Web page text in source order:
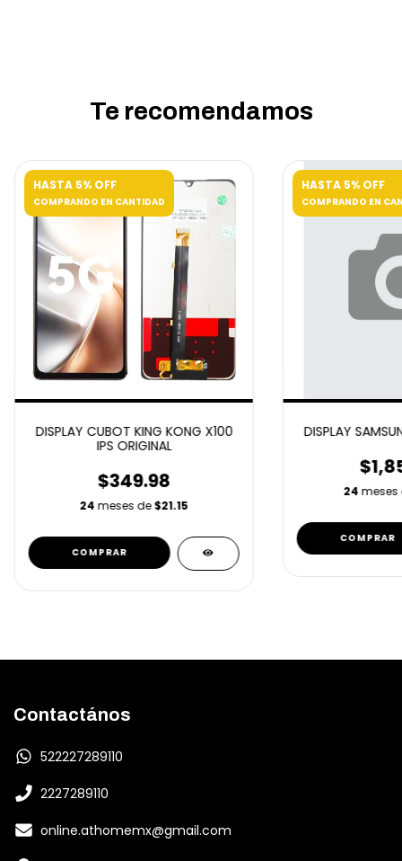
Te recomendamos
HASTA 5% OFF
COMPRANDO EN CANTIDAD
DISPLAY CUBOT KING KONG X100
IPS ORIGINAL
$349.98
24 meses de$21.15
HASTA 5% OFF
COMPRANDO EN
DISPLAY
24
Contactános
522227289110
2227289110
online.athomemx@gmail.com